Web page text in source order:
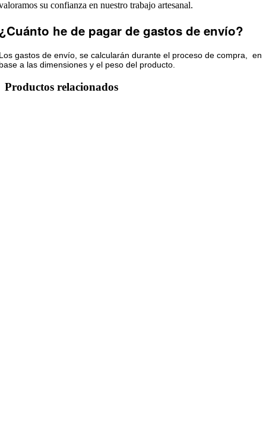
su confianza en nuestro trabajo artesanal.
he de pagar de gastos de envío?
gastos de envío, se calcularán durante el proceso de compra, en
a las dimensiones y el peso del producto.
Productos relacionados